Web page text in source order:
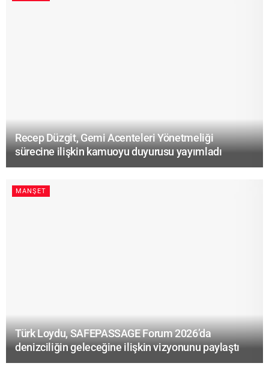
Recep Düzgit, Gemi Acenteleri Yönetmeliği
sürecine ilişkin kamuoyu duyurusu yayımladı
MANŞET
Türk Loydu, SAFEPASSAGE Forum 2026’da
denizciliğin geleceğine ilişkin vizyonunu paylaştı